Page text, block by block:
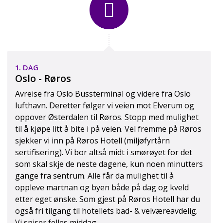
post@peergynt.com
Kontaktskjema
1. DAG
Oslo - Røros
Avreise fra Oslo Bussterminal og videre fra Oslo
lufthavn. Deretter følger vi veien mot Elverum og
oppover Østerdalen til Røros. Stopp med mulighet
til å kjøpe litt å bite i på veien. Vel fremme på Røros
sjekker vi inn på Røros Hotell (miljøfyrtårn
sertifisering). Vi bor altså midt i smørøyet for det
som skal skje de neste dagene, kun noen minutters
gange fra sentrum. Alle får da mulighet til å
oppleve martnan og byen både på dag og kveld
etter eget ønske. Som gjest på Røros Hotell har du
også fri tilgang til hotellets bad- & velværeavdelig.